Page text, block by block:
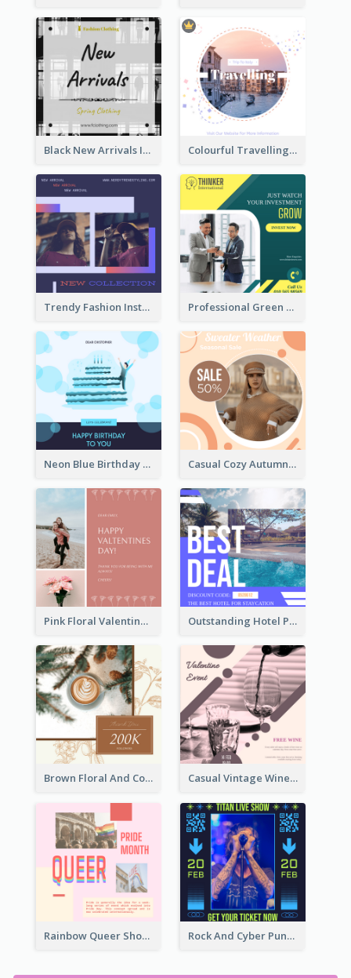
Black New Arrivals Instagram Post Of Clothing Colourful Travelling Instagram Post
Trendy Fashion Instagram Post Design Template Professional Green Stock Instagram Post Design
Neon Blue Birthday Cake Illustration Instagram Post Casual Cozy Autumn Trend Instagram Design Ideas
Pink Floral Valentines Day Photo Instagram Post Outstanding Hotel Paradise Promotion Instagram Design
Brown Floral And Coffee Followers Instagram Post Casual Vintage Wine Tasting Instagram Design Idea
Rainbow Queer Shoutout Instagram Design Templates Rock And Cyber Punk Instagram Post Design Idea